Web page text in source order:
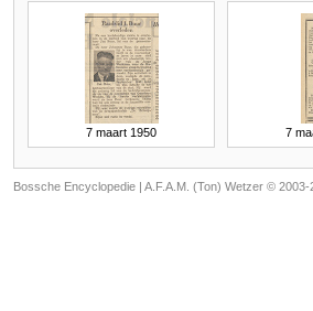
7 maart 1950 7
Bossche Encyclopedie | A.F.A.M. (Ton) Wetzer © 2003-